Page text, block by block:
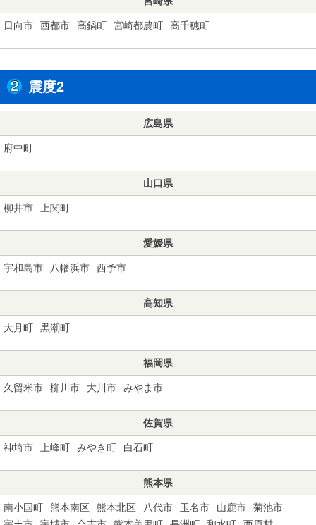
日向市 西都市 高鍋町 宮崎都農町 高千穂町
震度2
広島県
府中町
山口県
柳井市 上関町
愛媛県
宇和島市 八幡浜市 西予市
高知県
大月町 黒潮町
福岡県
久留米市 柳川市 大川市 みやま市
佐賀県
神埼市 上峰町 みやき町 白石町
熊本県
南小国町 熊本南区 熊本北区 八代市 玉名市 山鹿市
菊池市